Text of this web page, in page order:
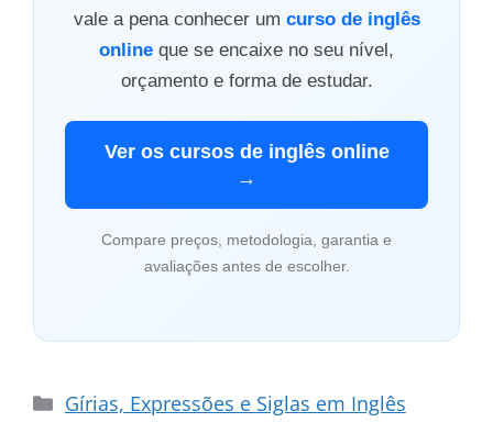
vale a pena conhecer um curso de inglês
online que se encaixe no seu nível,
orçamento e forma de estudar.
Ver os cursos de inglês online
→
Compare preços, metodologia, garantia e
avaliações antes de escolher.
Categorias
Gírias, Expressões e Siglas em Inglês